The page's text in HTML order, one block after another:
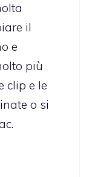
il
e
più
clip e le
o si